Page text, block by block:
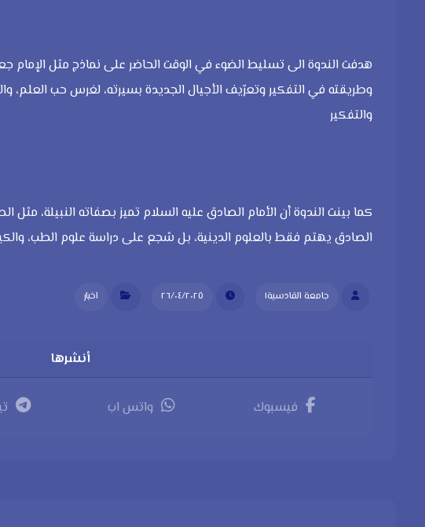
هدفت الندوة الى تسليط الضوء في الوقت الحاضر على نماذج مثل الإمام
وطريقته في التفكير وتعرّيف الأجيال الجديدة بسيرته، لغرس حب العلم،
والتفكير
كما بينت الندوة أن الأمام الصادق عليه السلام تميز بصفاته النبيلة، مثل
الصادق يهتم فقط بالعلوم الدينية، بل شجع على دراسة علوم الطب،
جامعة القادسية١ ٢٦/٠٤/٢٠٢٥ اخبار
فيسبوك واتس اب